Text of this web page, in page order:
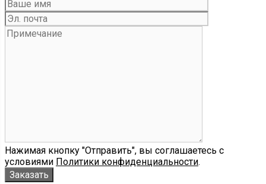
Нажимая кнопку "Отправить", вы соглашаетесь с
условиями Политики конфиденциальности.